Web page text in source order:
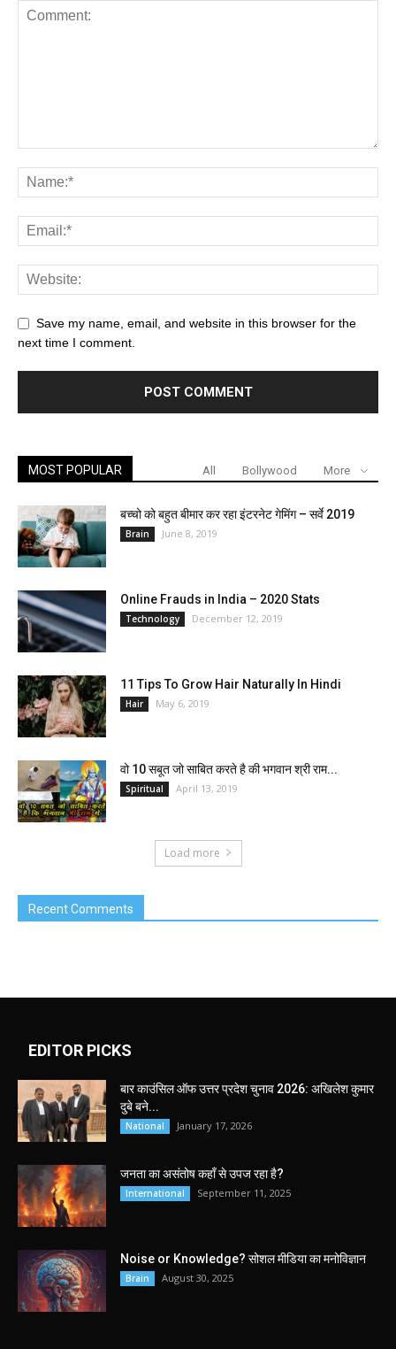
Save my name, email, and website in this browser for the
next time I comment.
MOST POPULAR All Bollywood More
बच्चो को बहुत बीमार कर रहा इंटरनेट गेमिंग – सर्वे 2019
Brain June 8, 2019
Online Frauds in India – 2020 Stats
Technology December 12, 2019
11 Tips To Grow Hair Naturally In Hindi
Hair May 6, 2019
वो 10 सबूत जो साबित करते है की भगवान श्री राम...
Spiritual April 13, 2019
Load more
Recent Comments
EDITOR PICKS
बार काउंसिल ऑफ उत्तर प्रदेश चुनाव 2026: अखिलेश कुमार
दुबे बने...
National January 17, 2026
जनता का असंतोष कहाँ से उपज रहा है?
International September 11, 2025
Noise or Knowledge? सोशल मीडिया का मनोविज्ञान
Brain August 30, 2025